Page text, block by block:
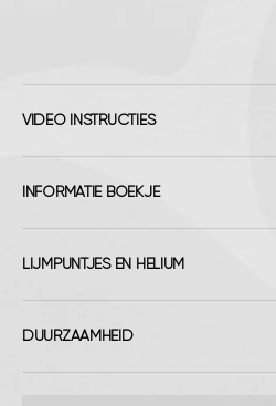
VIDEO INSTRUCTIES
INFORMATIE BOEKJE
LIJMPUNTJES EN HELIUM
DUURZAAMHEID